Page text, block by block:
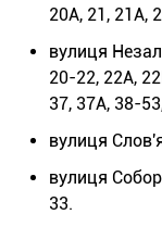
20А, 21, 21А,
вулиця
20-22, 22А,
37, 37А, 38-
вулиця
вулиця
33.